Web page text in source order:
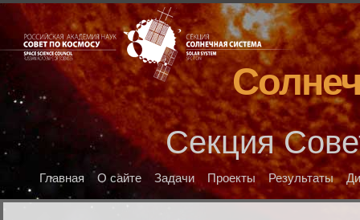
Секция
Главная О сайте Задачи Проекты Результаты